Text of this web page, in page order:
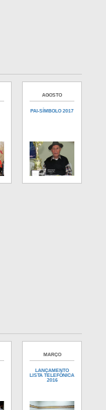
AGOSTO
PAI-SÍMBOLO 2017
MARÇO
LANÇAMENTO
LISTA TELEFÔNICA
2016